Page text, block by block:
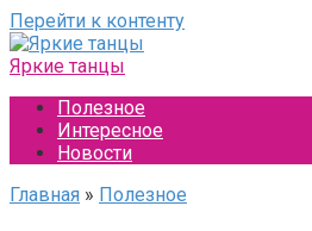
Перейти к контенту
Яркие танцы
Полезное
Интересное
Новости
Главная » Полезное